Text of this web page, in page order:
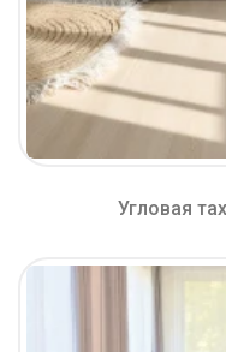
Угловая